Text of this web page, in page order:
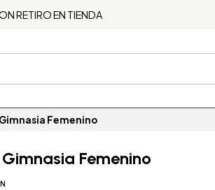
RETIRO EN TIENDA
Femenino
Femenino